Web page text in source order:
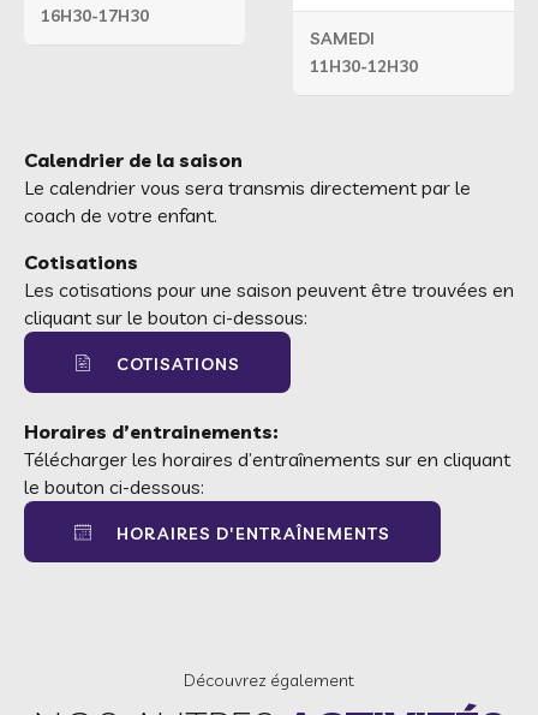
16H30-17H30
SAMEDI
11H30-12H30
Calendrier de la saison
Le calendrier vous sera transmis directement par le
coach de votre enfant.
Cotisations
Les cotisations pour une saison peuvent être trouvées en
cliquant sur le bouton ci-dessous:
COTISATIONS
Horaires d’entrainements:
Télécharger les horaires d’entraînements sur en cliquant
le bouton ci-dessous:
HORAIRES D'ENTRAÎNEMENTS
Découvrez également